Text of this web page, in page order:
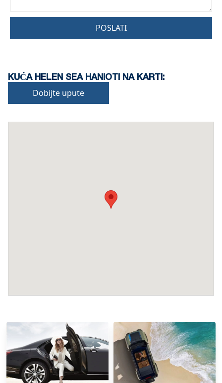
POSLATI
KUĆA HELEN SEA HANIOTI NA KARTI:
Dobijte upute